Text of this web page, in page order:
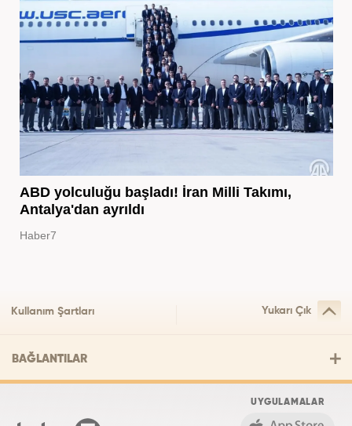
ABD yolculuğu başladı! İran Milli Takımı,
Antalya'dan ayrıldı
Haber7
Kullanım Şartları Yukarı Çık
BAĞLANTILAR
UYGULAMALAR